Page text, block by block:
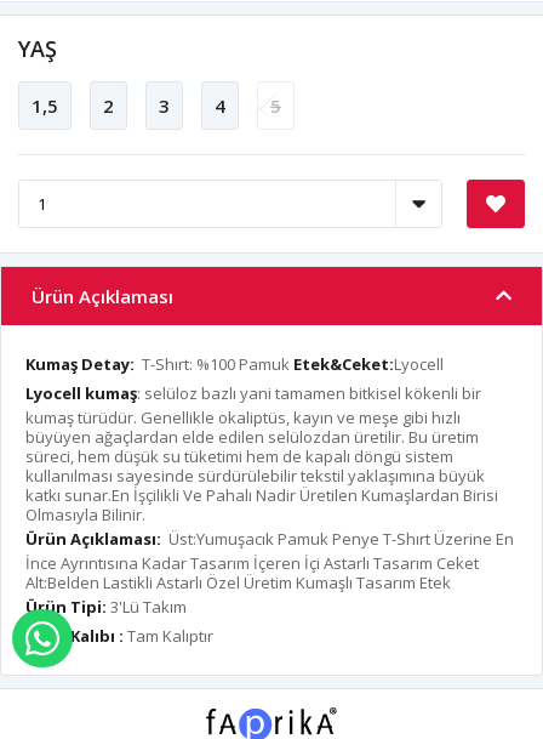
YAŞ
1,5 2 3 4 5
Ürün Açıklaması
Kumaş Detay: T-Shırt: %100 Pamuk Etek&Ceket:Lyocell
Lyocell kumaş: selüloz bazlı yani tamamen bitkisel kökenli bir
kumaş türüdür. Genellikle okaliptüs, kayın ve meşe gibi hızlı
büyüyen ağaçlardan elde edilen selülozdan üretilir. Bu üretim
süreci, hem düşük su tüketimi hem de kapalı döngü sistem
kullanılması sayesinde sürdürülebilir tekstil yaklaşımına büyük
katkı sunar.En İşçilikli Ve Pahalı Nadir Üretilen Kumaşlardan Birisi
Olmasıyla Bilinir.
Ürün Açıklaması: Üst:Yumuşacık Pamuk Penye T-Shırt Üzerine En
İnce Ayrıntısına Kadar Tasarım İçeren İçi Astarlı Tasarım Ceket
Alt:Belden Lastikli Astarlı Özel Üretim Kumaşlı Tasarım Etek
Ürün Tipi: 3'Lü Takım
Ürün Kalıbı : Tam Kalıptır
WHATSAPP İLE SİPARİŞ VER